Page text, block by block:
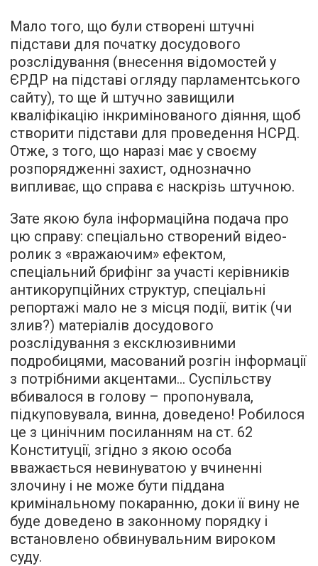
Мало того, що були створені штучні
підстави для початку досудового
розслідування (внесення відомостей у
ЄРДР на підставі огляду парламентського
сайту), то ще й штучно завищили
кваліфікацію інкримінованого діяння, щоб
створити підстави для проведення НСРД.
Отже, з того, що наразі має у своєму
розпорядженні захист, однозначно
випливає, що справа є наскрізь штучною.
Зате якою була інформаційна подача про
цю справу: спеціально створений відео-
ролик з «вражаючим» ефектом,
спеціальний брифінг за участі керівників
антикорупційних структур, спеціальні
репортажі мало не з місця події, витік (чи
злив?) матеріалів досудового
розслідування з ексклюзивними
подробицями, масований розгін інформації
з потрібними акцентами… Суспільству
вбивалося в голову – пропонувала,
підкуповувала, винна, доведено! Робилося
це з цинічним посиланням на ст. 62
Конституції, згідно з якою особа
вважається невинуватою у вчиненні
злочину і не може бути піддана
кримінальному покаранню, доки її вину не
буде доведено в законному порядку і
встановлено обвинувальним вироком
суду.